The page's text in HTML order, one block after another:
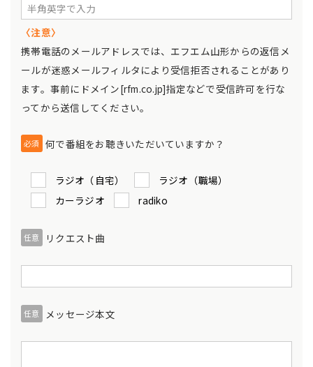
〈注意〉
携帯電話のメールアドレスでは、エフエム山形からの返信メ
ールが迷惑メールフィルタにより受信拒否されることがあり
ます。事前にドメイン[rfm.co.jp]指定などで受信許可を行な
ってから送信してください。
必須 何で番組をお聴きいただいていますか？
ラジオ（自宅）
ラジオ（職場）
カーラジオ
radiko
任意 リクエスト曲
任意 メッセージ本文